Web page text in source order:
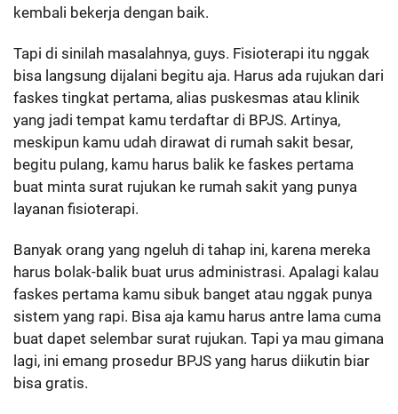
kembali bekerja dengan baik.
Tapi di sinilah masalahnya, guys. Fisioterapi itu nggak
bisa langsung dijalani begitu aja. Harus ada rujukan dari
faskes tingkat pertama, alias puskesmas atau klinik
yang jadi tempat kamu terdaftar di BPJS. Artinya,
meskipun kamu udah dirawat di rumah sakit besar,
begitu pulang, kamu harus balik ke faskes pertama
buat minta surat rujukan ke rumah sakit yang punya
layanan fisioterapi.
Banyak orang yang ngeluh di tahap ini, karena mereka
harus bolak-balik buat urus administrasi. Apalagi kalau
faskes pertama kamu sibuk banget atau nggak punya
sistem yang rapi. Bisa aja kamu harus antre lama cuma
buat dapet selembar surat rujukan. Tapi ya mau gimana
lagi, ini emang prosedur BPJS yang harus diikutin biar
bisa gratis.